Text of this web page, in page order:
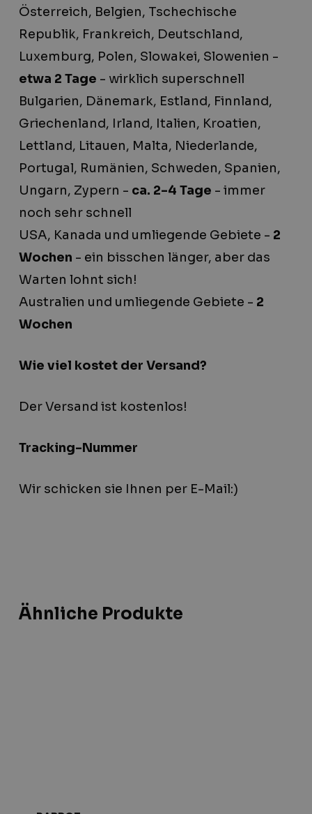
Österreich, Belgien, Tschechische
Republik, Frankreich, Deutschland,
Luxemburg, Polen, Slowakei, Slowenien -
etwa 2 Tage - wirklich superschnell
Bulgarien, Dänemark, Estland, Finnland,
Griechenland, Irland, Italien, Kroatien,
Lettland, Litauen, Malta, Niederlande,
Portugal, Rumänien, Schweden, Spanien,
Ungarn, Zypern - ca. 2-4 Tage - immer
noch sehr schnell
USA, Kanada und umliegende Gebiete - 2
Wochen - ein bisschen länger, aber das
Warten lohnt sich!
Australien und umliegende Gebiete - 2
Wochen
Wie viel kostet der Versand?
Der Versand ist kostenlos!
Tracking-Nummer
Wir schicken sie Ihnen per E-Mail:)
Ähnliche Produkte